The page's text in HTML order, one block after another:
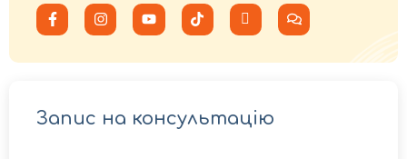
Запис на консультацію